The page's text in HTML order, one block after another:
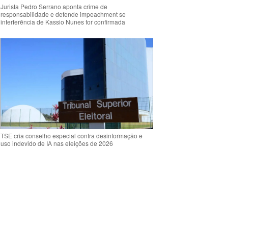
Jurista Pedro Serrano aponta crime de
responsabilidade e defende impeachment se
interferência de Kassio Nunes for confirmada
TSE cria conselho especial contra desinformação e
uso indevido de IA nas eleições de 2026